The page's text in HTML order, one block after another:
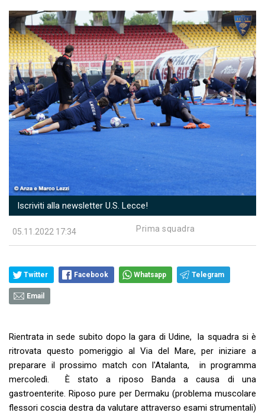
Iscriviti alla newsletter U.S. Lecce!
05.11.2022 17:34 Prima squadra
Twitter Facebook Whatsapp Telegram
Email
Rientrata in sede subito dopo la gara di Udine, la squadra si è
ritrovata questo pomeriggio al Via del Mare, per iniziare a
preparare il prossimo match con l'Atalanta, in programma
mercoledì. È stato a riposo Banda a causa di una
gastroenterite. Riposo pure per Dermaku (problema muscolare
flessori coscia destra da valutare attraverso esami strumentali)